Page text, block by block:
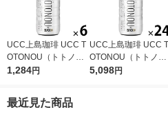
UCC上島珈琲 UCC T
OTONOU（トトノ
ウ） by BLACK無糖 5
1,284円
UCC上島珈琲 UCC T
OTONOU（トトノ
ウ） by BLACK無糖 5
5,098円
最近見た商品